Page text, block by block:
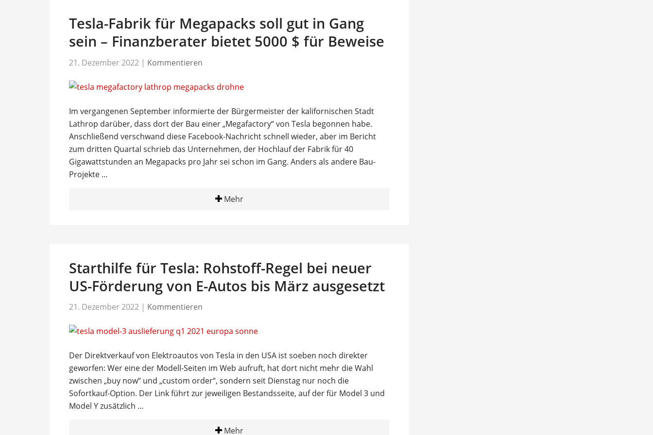
Tesla-Fabrik für Megapacks soll gut in Gang
sein – Finanzberater bietet 5000 $ für Beweise
21. Dezember 2022 | Kommentieren
Im vergangenen September informierte der Bürgermeister der kalifornischen Stadt
Lathrop darüber, dass dort der Bau einer „Megafactory“ von Tesla begonnen habe.
Anschließend verschwand diese Facebook-Nachricht schnell wieder, aber im Bericht
zum dritten Quartal schrieb das Unternehmen, der Hochlauf der Fabrik für 40
Gigawattstunden an Megapacks pro Jahr sei schon im Gang. Anders als andere Bau-
Projekte …
Mehr
Starthilfe für Tesla: Rohstoff-Regel bei neuer
US-Förderung von E-Autos bis März ausgesetzt
21. Dezember 2022 | Kommentieren
Der Direktverkauf von Elektroautos von Tesla in den USA ist soeben noch direkter
geworfen: Wer eine der Modell-Seiten im Web aufruft, hat dort nicht mehr die Wahl
zwischen „buy now“ und „custom order“, sondern seit Dienstag nur noch die
Sofortkauf-Option. Der Link führt zur jeweiligen Bestandsseite, auf der für Model 3 und
Model Y zusätzlich …
Mehr